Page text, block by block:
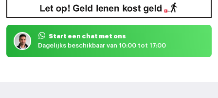
Start een chat met ons
Dagelijks beschikbaar van 10:00 tot 17:00